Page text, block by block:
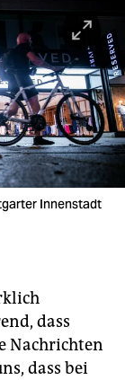
Innenstadt
dass
Nachrichten
dass bei